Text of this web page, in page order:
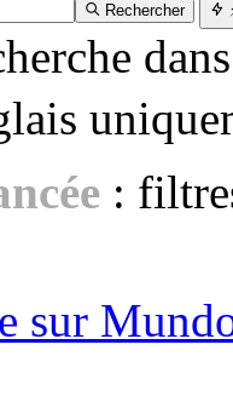
Rechercher
:
sur